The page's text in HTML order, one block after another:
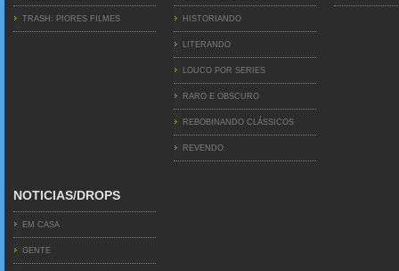
TRASH: PIORES FILMES HISTORIANDO
LITERANDO
LOUCO POR SERIES
RARO E OBSCURO
REBOBINANDO CLÁSSICOS
REVENDO
NOTICIAS/DROPS
EM CASA
GENTE